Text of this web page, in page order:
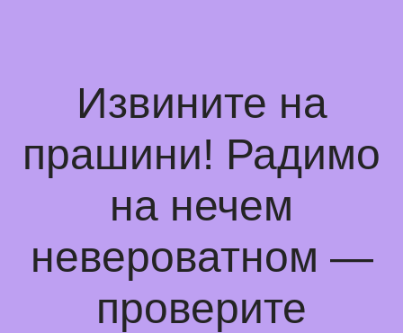
Извините на
прашини! Радимо
на нечем
невероватном —
проверите